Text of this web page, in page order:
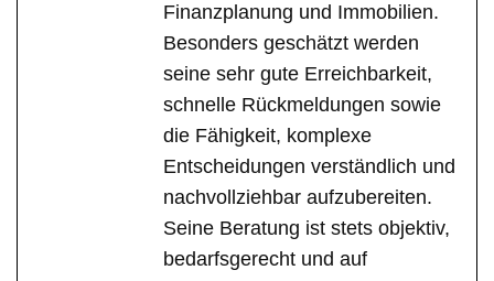
Finanzplanung und Immobilien.
Besonders geschätzt werden
seine sehr gute Erreichbarkeit,
schnelle Rückmeldungen sowie
die Fähigkeit, komplexe
Entscheidungen verständlich und
nachvollziehbar aufzubereiten.
Seine Beratung ist stets objektiv,
bedarfsgerecht und auf